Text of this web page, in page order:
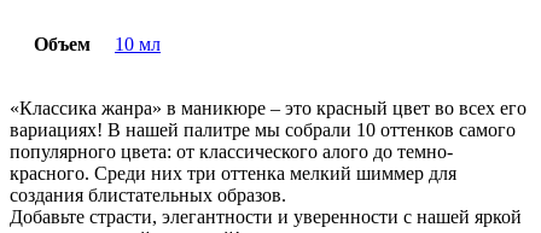
Объем 10 мл
«Классика жанра» в маникюре – это красный цвет во всех его
вариациях! В нашей палитре мы собрали 10 оттенков самого
популярного цвета: от классического алого до темно-
красного. Среди них три оттенка мелкий шиммер для
создания блистательных образов.
Добавьте страсти, элегантности и уверенности с нашей яркой